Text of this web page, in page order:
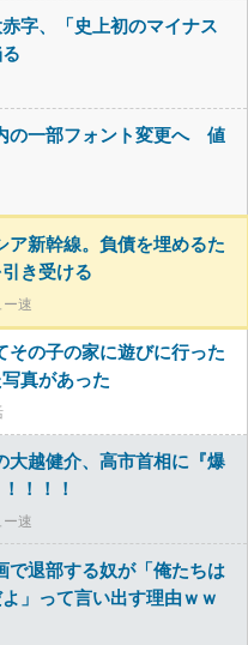
字、「史上初のマイナス
の一部フォント変更へ 値
ア新幹線。負債を埋めるた
き受ける
ー速
その子の家に遊びに行った
真があった
大越健介、高市首相に『爆
！！！
ー速
で退部する奴が「俺たちは
」って言い出す理由ｗｗ